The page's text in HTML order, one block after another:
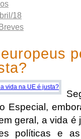
18
Breves
Especial,
geral, a vida é
políticas e